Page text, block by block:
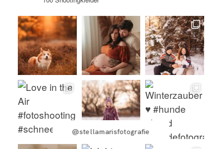
@stellamarisfotografie